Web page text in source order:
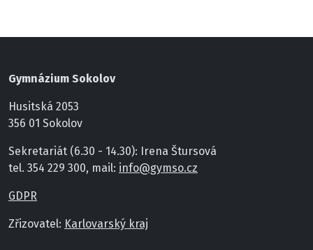
Gymnázium Sokolov
Husitská 2053
356 01 Sokolov
Sekretariát (6.30 - 14.30): Irena Štursová
tel. 354 229 300, mail: info@gymso.cz
GDPR
Zřizovatel: Karlovarský kraj